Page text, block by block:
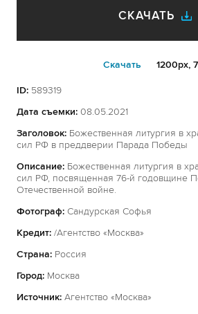
СКАЧАТЬ
Cкачать 1200px,
ID: 589319
Дата съемки: 08.05.2021
Заголовок: Божественная литургия в
сил РФ в преддверии Парада Победы
Описание: Божественная литургия в
сил РФ, посвященная 76-й годовщине
Отечественной войне.
Фотограф: Сандурская Софья
Кредит: /Агентство «Москва»
Страна: Россия
Город: Москва
Источник: Агентство «Москва»